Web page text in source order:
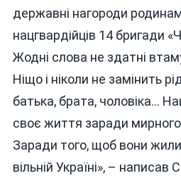
державні нагороди
нацгвардійців 14 бригади
Жодні слова не здатні
Ніщо і ніколи не замінить
батька, брата, чоловіка…
своє життя заради
Заради того, щоб вони
вільній Україні», – написав